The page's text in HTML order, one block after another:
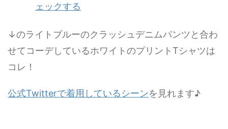
ェックする
↓のライトブルーのクラッシュデニムパンツと合わ
せてコーデしているホワイトのプリントTシャツは
コレ！
公式Twitterで着用しているシーンを見れます♪